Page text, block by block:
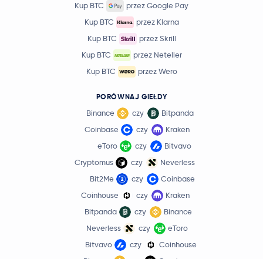
Kup BTC
przez Google Pay
Kup BTC
przez Klarna
Kup BTC
przez Skrill
Kup BTC
przez Neteller
Kup BTC
przez Wero
PORÓWNAJ GIEŁDY
Binance czy
Bitpanda
Coinbase
czy
Kraken
eToro
czy
Bitvavo
Cryptomus
czy
Neverless
Bit2Me
czy
Coinbase
Coinhouse
czy
Kraken
Bitpanda
czy
Binance
Neverless
czy
eToro
Bitvavo
czy
Coinhouse